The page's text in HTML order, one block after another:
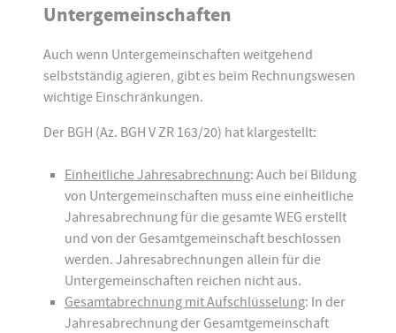
Untergemeinschaften
Auch wenn Untergemeinschaften weitgehend
selbstständig agieren, gibt es beim Rechnungswesen
wichtige Einschränkungen.
Der BGH (Az. BGH V ZR 163/20) hat klargestellt:
Einheitliche Jahresabrechnung: Auch bei Bildung
von Untergemeinschaften muss eine einheitliche
Jahresabrechnung für die gesamte WEG erstellt
und von der Gesamtgemeinschaft beschlossen
werden. Jahresabrechnungen allein für die
Untergemeinschaften reichen nicht aus.
Gesamtabrechnung mit Aufschlüsselung: In der
Jahresabrechnung der Gesamtgemeinschaft